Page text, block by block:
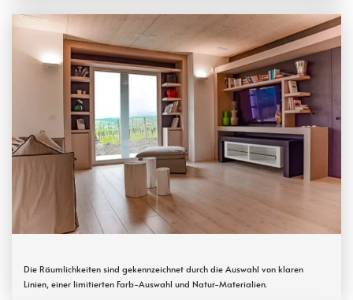
Die Räumlichkeiten sind gekennzeichnet durch die Auswahl von klaren
Linien, einer limitierten Farb-Auswahl und Natur-Materialien.